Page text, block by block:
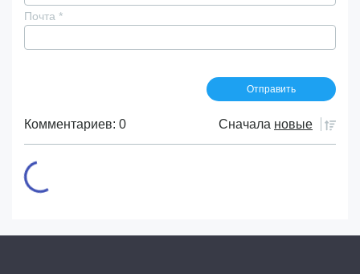
Почта *
Комментариев: 0 Сначала новые